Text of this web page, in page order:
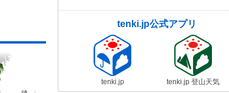
tenki.jp公式アプリ
tenki.jp tenki.jp 登山天気